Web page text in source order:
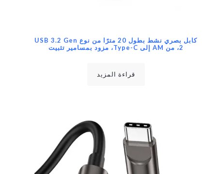
كابل بصري نشط بطول 20 مترًا من نوع USB 3.2 Gen
2، من AM إلى Type-C، مزود بمسامير تثبيت
قراءة المزيد